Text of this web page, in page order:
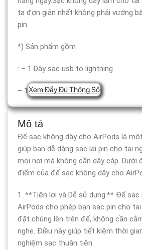
Mô tả
Đế sạc không dây cho AirPods là
giúp bạn dễ dàng sạc lại pin cho tai
mọi nơi mà không cần dây cáp. Dưới
điểm của đế sạc không dây cho
1. **Tiện lợi và Dễ sử dụng:** Đế sạc
AirPods cho phép bạn sạc pin cho
đặt chúng lên trên đế, không cần
nghe. Điều này giúp tiết kiệm thời
nghiệm sạc thuận tiện.
ta đơn giản nhất không phải vướng
pin.
*) Sản phẩm gồm
: – 1 Dây sạc usb to lightning
– 1 Hướng dẫn sử dụng.
Xem Đầy Đủ Thông Số